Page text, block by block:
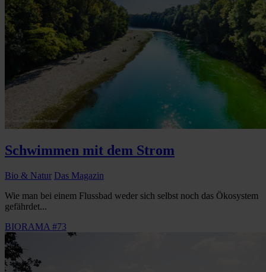
Schwimmen mit dem Strom
Bio & Natur Das Magazin
Wie man bei einem Flussbad weder sich selbst noch das Ökosystem
gefährdet...
BIORAMA #73